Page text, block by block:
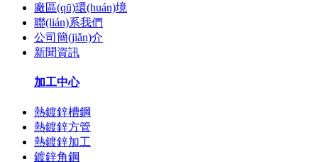
廠區(qū)環(huán)境
聯(lián)系我們
公司簡(jiǎn)介
新聞資訊
加工中心
熱鍍鋅槽鋼
熱鍍鋅方管
熱鍍鋅加工
鍍鋅角鋼